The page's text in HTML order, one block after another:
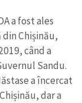
a fost ales
Chișinău,
când a
Sandu.
a încercat
dar a